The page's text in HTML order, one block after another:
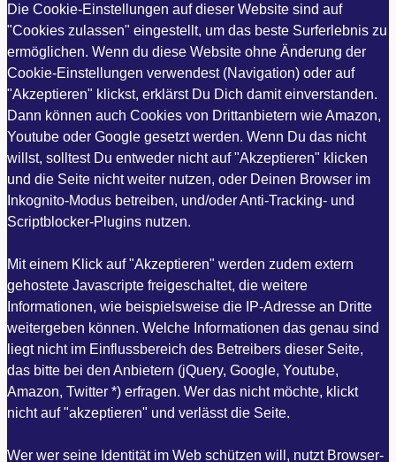
Die Cookie-Einstellungen auf dieser Website sind auf
"Cookies zulassen" eingestellt, um das beste Surferlebnis zu
ermöglichen. Wenn du diese Website ohne Änderung der
Cookie-Einstellungen verwendest (Navigation) oder auf
"Akzeptieren" klickst, erklärst Du Dich damit einverstanden.
Dann können auch Cookies von Drittanbietern wie Amazon,
Youtube oder Google gesetzt werden. Wenn Du das nicht
willst, solltest Du entweder nicht auf "Akzeptieren" klicken
und die Seite nicht weiter nutzen, oder Deinen Browser im
Inkognito-Modus betreiben, und/oder Anti-Tracking- und
Scriptblocker-Plugins nutzen.
Mit einem Klick auf "Akzeptieren" werden zudem extern
gehostete Javascripte freigeschaltet, die weitere
Informationen, wie beispielsweise die IP-Adresse an Dritte
weitergeben können. Welche Informationen das genau sind
liegt nicht im Einflussbereich des Betreibers dieser Seite,
das bitte bei den Anbietern (jQuery, Google, Youtube,
Amazon, Twitter *) erfragen. Wer das nicht möchte, klickt
nicht auf "akzeptieren" und verlässt die Seite.
Wer wer seine Identität im Web schützen will, nutzt Browser-